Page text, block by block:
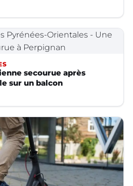
secourue après
sur un balcon